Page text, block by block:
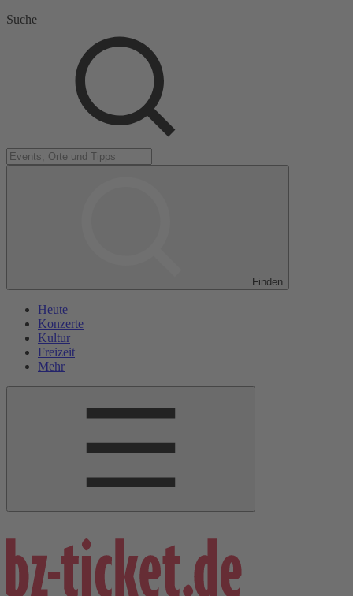
Suche
Finden
Heute
Konzerte
Kultur
Freizeit
Mehr